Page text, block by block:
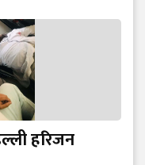
हरिजन